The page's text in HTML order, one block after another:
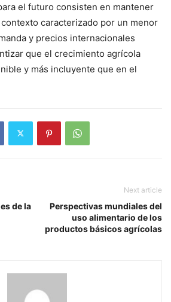
el futuro consisten en mantener
caracterizado por un menor
y precios internacionales
que el crecimiento agrícola
y más incluyente que en el
de la
Next article
Perspectivas mundiales del
uso alimentario de los
productos básicos agrícolas